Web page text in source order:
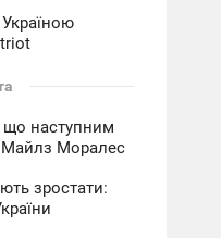
наступним
Моралес
зростати: